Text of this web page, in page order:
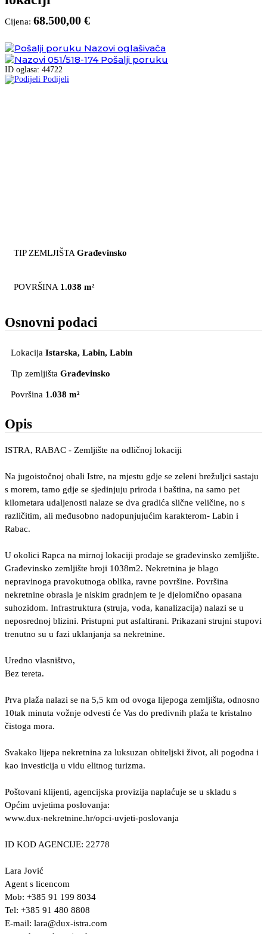
Cijena: 68.500,00 €
Nazovi oglašivača
051/518-174 Pošalji poruku
ID oglasa: 44722
Podijeli
TIP ZEMLJIŠTA Građevinsko
POVRŠINA 1.038 m²
Osnovni podaci
Lokacija Istarska, Labin, Labin
Tip zemljišta Građevinsko
Površina 1.038 m²
Opis
ISTRA, RABAC - Zemljište na odličnoj lokaciji
Na jugoistočnoj obali Istre, na mjestu gdje se zeleni brežuljci sastaju
s morem, tamo gdje se sjedinjuju priroda i baština, na samo pet
kilometara udaljenosti nalaze se dva gradića slične veličine, no s
različitim, ali međusobno nadopunjujućim karakterom- Labin i
Rabac.
U okolici Rapca na mirnoj lokaciji prodaje se građevinsko zemljište.
Građevinsko zemljište broji 1038m2. Nekretnina je blago
nepravinoga pravokutnoga oblika, ravne površine. Površina
nekretnine obrasla je niskim gradnjem te je djelomično opasana
suhozidom. Infrastruktura (struja, voda, kanalizacija) nalazi se u
neposrednoj blizini. Pristupni put asfaltirani. Prikazani strujni stupovi
trenutno su u fazi uklanjanja sa nekretnine.
Uredno vlasništvo,
Bez tereta.
Prva plaža nalazi se na 5,5 km od ovoga lijepoga zemljišta, odnosno
10tak minuta vožnje odvesti će Vas do predivnih plaža te kristalno
čistoga mora.
Svakako lijepa nekretnina za luksuzan obiteljski život, ali pogodna i
kao investicija u vidu elitnog turizma.
Poštovani klijenti, agencijska provizija naplaćuje se u skladu s
Općim uvjetima poslovanja:
www.dux-nekretnine.hr/opci-uvjeti-poslovanja
ID KOD AGENCIJE: 22778
Lara Jović
Agent s licencom
Mob: +385 91 199 8034
Tel: +385 91 480 8808
E-mail: lara@dux-istra.com